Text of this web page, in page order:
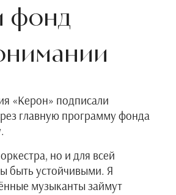
фонд
«Керон» подписали
главную программу фонда
но и для всей
быть устойчивыми. Я
музыканты займут